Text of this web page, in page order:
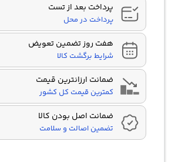
پرداخت بعد از تست
پرداخت در محل
هفت روز تضمین تعویض
شرایط برگشت کالا
ضمانت ارزانترین قیمت
کمترین قیمت کل کشور
ضمانت اصل بودن کالا
تضمین اصالت و سلامت